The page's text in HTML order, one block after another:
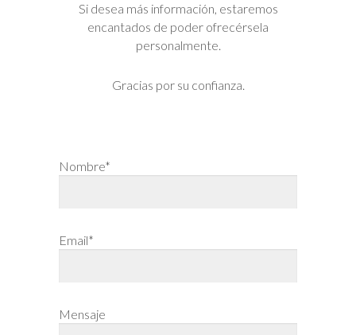
Si desea más información, estaremos
encantados de poder ofrecérsela
personalmente.
Gracias por su confianza.
Nombre*
Email*
Mensaje